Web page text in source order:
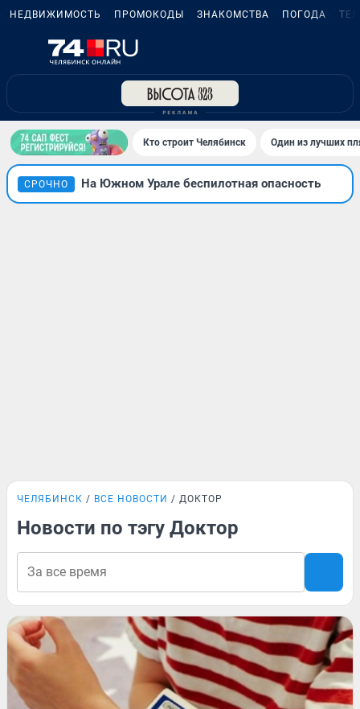
НЕДВИЖИМОСТЬ ПРОМОКОДЫ ЗНАКОМСТВА ПОГОДА
Кто строит Челябинск Один из лучших
СРОЧНО На Южном Урале беспилотная опасность
ЧЕЛЯБИНСК ВСЕ НОВОСТИ ДОКТОР
Новости по тэгу Доктор